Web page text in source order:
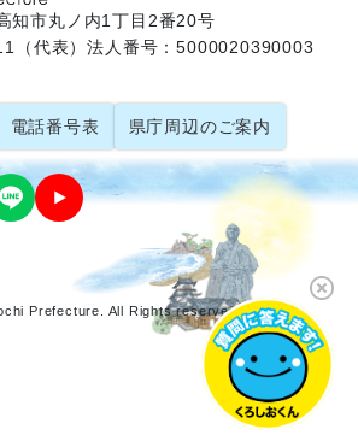
知市丸ノ内1丁目2番20号
（代表）法人番号：5000020390003
電話番号表 県庁周辺のご案内
Prefecture. All Rights reserved.